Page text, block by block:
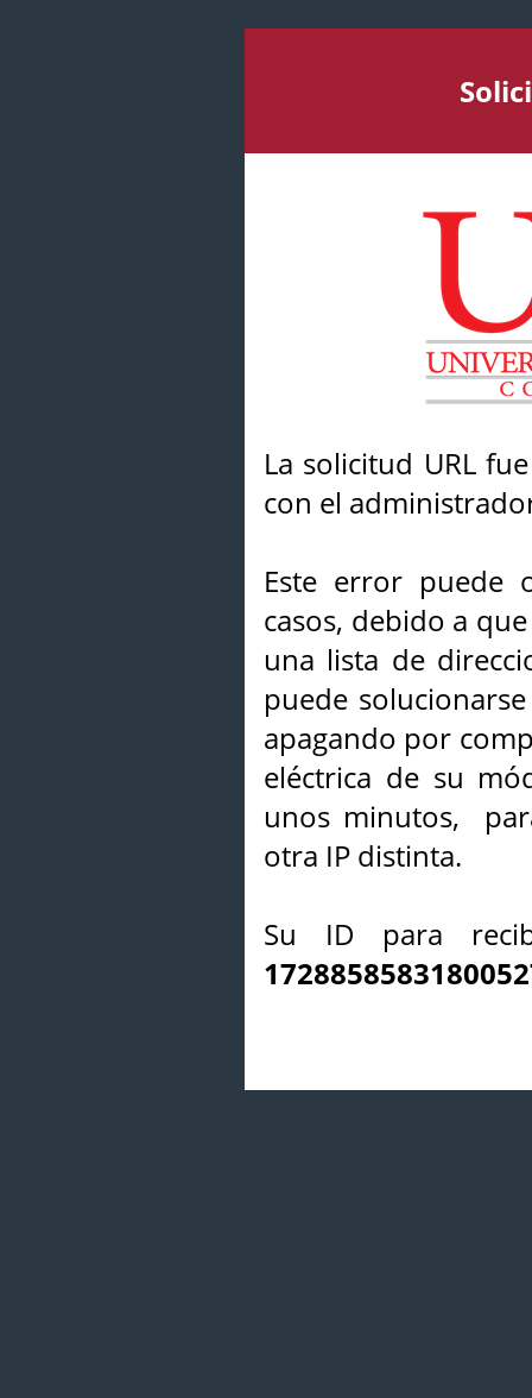
La solicitud URL
con el
Este error puede
casos, debido a
una lista de
puede
apagando por
eléctrica de su
unos minutos,
otra IP distinta.
Su ID para